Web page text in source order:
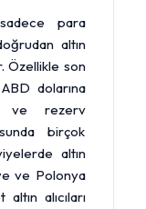
para
altın
Özellikle son
dolarına
ve rezerv
birçok
altın
ve Polonya
alıcıları